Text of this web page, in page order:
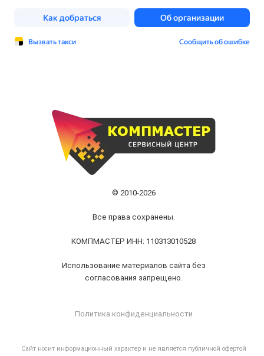
© 2010-2026
Все права сохранены.
КОМПМАСТЕР ИНН: 110313010528
Использование материалов сайта без
согласования запрещено.
Политика конфиденциальности
Cайт носит информационный характер и не является публичной офертой